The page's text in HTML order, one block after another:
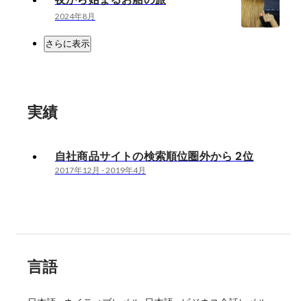
2024年8月
さらに表示
実績
自社商品サイトの検索順位圏外から 2位
2017年12月 -2019年4月
言語